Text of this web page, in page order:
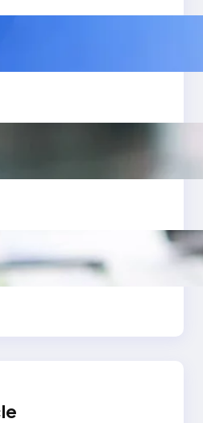
(et ce que ça
grâce à
vitrine expert-
: levier de